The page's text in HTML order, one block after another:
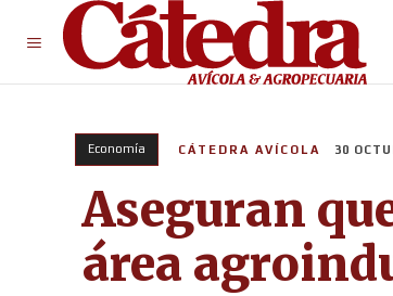
Economía CÁTEDRA AVÍCOLA 30
Aseguran
área